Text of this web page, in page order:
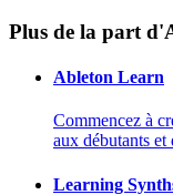
Plus de la part
Ableton Learn
Commencez à
aux débutants et
Learning